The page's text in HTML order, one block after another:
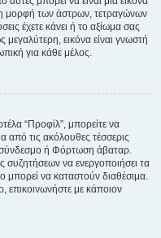
μορφή των άστρων, τετραγώνων
έχετε κάνει ή το αξίωμα σας
εικόνα είναι γνωστή
για κάθε μέλος.
“Προφίλ”, μπορείτε να
από τις ακόλουθες τέσσερις
ή Φόρτωση άβαταρ.
συζητήσεων να ενεργοποιήσει τα
μπορεί να καταστούν διαθέσιμα.
επικοινωνήστε με κάποιον